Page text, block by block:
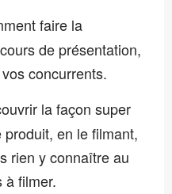
faire la
de présentation,
concurrents.
la façon super
en le filmant,
rien y connaître au
à filmer.